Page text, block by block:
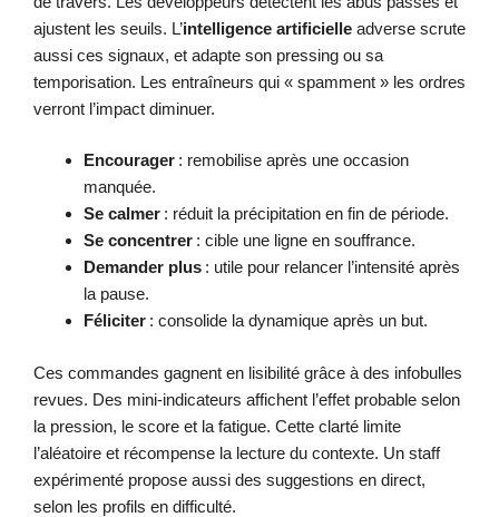
ajustent les seuils. L’intelligence artificielle adverse scrute
aussi ces signaux, et adapte son pressing ou sa
temporisation. Les entraîneurs qui « spamment » les ordres
verront l’impact diminuer.
Encourager : remobilise après une occasion
manquée.
Se calmer : réduit la précipitation en fin de période.
Se concentrer : cible une ligne en souffrance.
Demander plus : utile pour relancer l’intensité après
la pause.
Féliciter : consolide la dynamique après un but.
Ces commandes gagnent en lisibilité grâce à des infobulles
revues. Des mini-indicateurs affichent l’effet probable selon
la pression, le score et la fatigue. Cette clarté limite
l’aléatoire et récompense la lecture du contexte. Un staff
expérimenté propose aussi des suggestions en direct,
selon les profils en difficulté.